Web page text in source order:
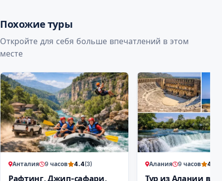
Похожие туры
Откройте для себя больше впечатлений в этом
месте
Анталия 9 часов 4.4(3)
Рафтинг, Джип-сафари,
Алания 9 часов 4.3
Тур из Алании в